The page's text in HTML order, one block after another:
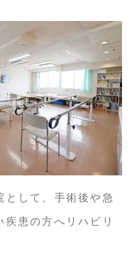
として、手術後や急
患の方へリハビリ